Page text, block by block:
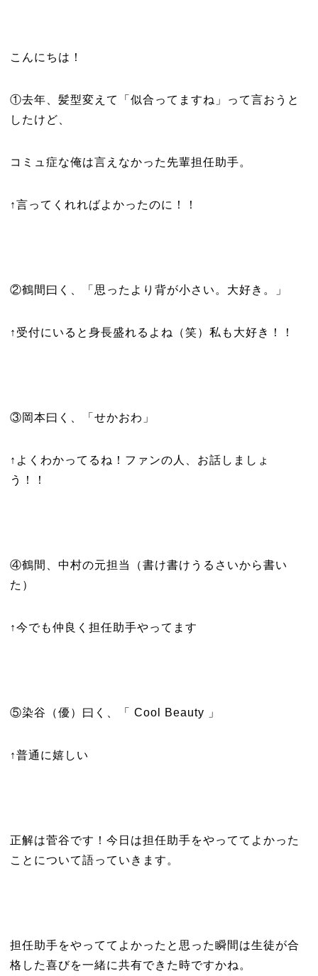
こんにちは！
①去年、髪型変えて「似合ってますね」って言おうと
したけど、
コミュ症な俺は言えなかった先輩担任助手。
↑言ってくれればよかったのに！！
②鶴間曰く、「思ったより背が小さい。大好き。」
↑受付にいると身長盛れるよね（笑）私も大好き！！
③岡本曰く、「せかおわ」
↑よくわかってるね！ファンの人、お話しましょ
う！！
④鶴間、中村の元担当（書け書けうるさいから書い
た）
↑今でも仲良く担任助手やってます
⑤染谷（優）曰く、「 Cool Beauty 」
↑普通に嬉しい
正解は菅谷です！今日は担任助手をやっててよかった
ことについて語っていきます。
担任助手をやっててよかったと思った瞬間は生徒が合
格した喜びを一緒に共有できた時ですかね。